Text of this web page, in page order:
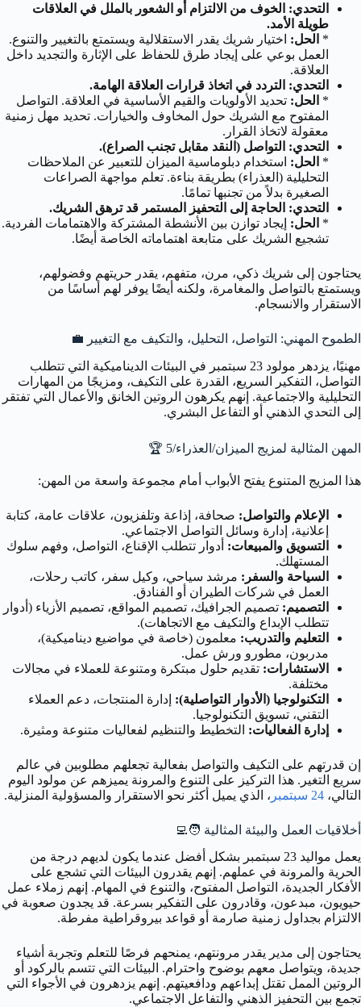
التحدي: الخوف من الالتزام أو الشعور بالملل في العلاقات
طويلة الأمد.
* الحل: اختيار شريك يقدر الاستقلالية ويستمتع بالتغيير والتنوع.
العمل بوعي على إيجاد طرق للحفاظ على الإثارة والتجديد داخل
العلاقة.
التحدي: التردد في اتخاذ قرارات العلاقة الهامة.
* الحل: تحديد الأولويات والقيم الأساسية في العلاقة. التواصل
المفتوح مع الشريك حول المخاوف والخيارات. تحديد مهل زمنية
معقولة لاتخاذ القرار.
التحدي: التواصل (النقد مقابل تجنب الصراع).
* الحل: استخدام دبلوماسية الميزان للتعبير عن الملاحظات
التحليلية (العذراء) بطريقة بناءة. تعلم مواجهة الصراعات
الصغيرة بدلاً من تجنبها تمامًا.
التحدي: الحاجة إلى التحفيز المستمر قد ترهق الشريك.
* الحل: إيجاد توازن بين الأنشطة المشتركة والاهتمامات الفردية.
تشجيع الشريك على متابعة اهتماماته الخاصة أيضًا.
يحتاجون إلى شريك ذكي، مرن، متفهم، يقدر حريتهم وفضولهم،
ويستمتع بالتواصل والمغامرة، ولكنه أيضًا يوفر لهم أساسًا من
الاستقرار والانسجام.
الطموح المهني: التواصل، التحليل، والتكيف مع التغيير 💼
مهنيًا، يزدهر مولود 23 سبتمبر في البيئات الديناميكية التي تتطلب
التواصل، التفكير السريع، القدرة على التكيف، ومزيجًا من المهارات
التحليلية والاجتماعية. إنهم يكرهون الروتين الخانق والأعمال التي تفتقر
إلى التحدي الذهني أو التفاعل البشري.
المهن المثالية لمزيج الميزان/العذراء/5 🏆
هذا المزيج المتنوع يفتح الأبواب أمام مجموعة واسعة من المهن:
الإعلام والتواصل: صحافة، إذاعة وتلفزيون، علاقات عامة، كتابة
إعلانية، إدارة وسائل التواصل الاجتماعي.
التسويق والمبيعات: أدوار تتطلب الإقناع، التواصل، وفهم سلوك
المستهلك.
السياحة والسفر: مرشد سياحي، وكيل سفر، كاتب رحلات،
العمل في شركات الطيران أو الفنادق.
التصميم: تصميم الجرافيك، تصميم المواقع، تصميم الأزياء (أدوار
تتطلب الإبداع والتكيف مع الاتجاهات).
التعليم والتدريب: معلمون (خاصة في مواضيع ديناميكية)،
مدربون، مطورو ورش عمل.
الاستشارات: تقديم حلول مبتكرة ومتنوعة للعملاء في مجالات
مختلفة.
التكنولوجيا (الأدوار التواصلية): إدارة المنتجات، دعم العملاء
التقني، تسويق التكنولوجيا.
إدارة الفعاليات: التخطيط والتنظيم لفعاليات متنوعة ومثيرة.
إن قدرتهم على التكيف والتواصل بفعالية تجعلهم مطلوبين في عالم
سريع التغير. هذا التركيز على التنوع والمرونة يميزهم عن مولود اليوم
التالي، 24 سبتمبر ، الذي يميل أكثر نحو الاستقرار والمسؤولية المنزلية.
أخلاقيات العمل والبيئة المثالية 🧑‍💻
يعمل مواليد 23 سبتمبر بشكل أفضل عندما يكون لديهم درجة من
الحرية والمرونة في عملهم. إنهم يقدرون البيئات التي تشجع على
الأفكار الجديدة، التواصل المفتوح، والتنوع في المهام. إنهم زملاء عمل
حيويون، مبدعون، وقادرون على التفكير بسرعة. قد يجدون صعوبة في
الالتزام بجداول زمنية صارمة أو قواعد بيروقراطية مفرطة.
يحتاجون إلى مدير يقدر مرونتهم، يمنحهم فرصًا للتعلم وتجربة أشياء
جديدة، ويتواصل معهم بوضوح واحترام. البيئات التي تتسم بالركود أو
الروتين الممل تقتل إبداعهم ودافعيتهم. إنهم يزدهرون في الأجواء التي
تجمع بين التحفيز الذهني والتفاعل الاجتماعي.